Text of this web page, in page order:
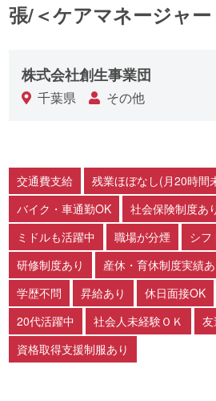
張/＜ケアマネージャー
株式会社創生事業団
千葉県 その他
交通費支給
残業ほぼなし(月20時間
バイク・車通勤OK
社会保険制度あ
ミドルも活躍中
職場が分煙 シフ
研修制度あり
産休・育休制度実績あ
学歴不問
昇給あり 休日面接OK
20代活躍中
社会人未経験ＯＫ
資格取得支援制服あり